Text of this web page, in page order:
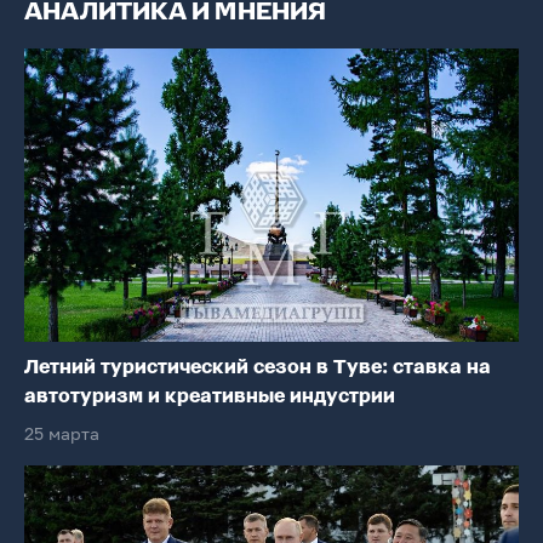
АНАЛИТИКА И МНЕНИЯ
Летний туристический сезон в Туве: ставка на
автотуризм и креативные индустрии
25 марта